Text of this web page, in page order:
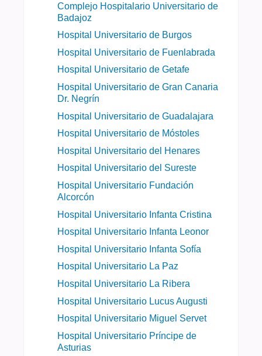
Complejo Hospitalario Universitario de
Badajoz
Hospital Universitario de Burgos
Hospital Universitario de Fuenlabrada
Hospital Universitario de Getafe
Hospital Universitario de Gran Canaria
Dr. Negrín
Hospital Universitario de Guadalajara
Hospital Universitario de Móstoles
Hospital Universitario del Henares
Hospital Universitario del Sureste
Hospital Universitario Fundación
Alcorcón
Hospital Universitario Infanta Cristina
Hospital Universitario Infanta Leonor
Hospital Universitario Infanta Sofía
Hospital Universitario La Paz
Hospital Universitario La Ribera
Hospital Universitario Lucus Augusti
Hospital Universitario Miguel Servet
Hospital Universitario Príncipe de
Asturias